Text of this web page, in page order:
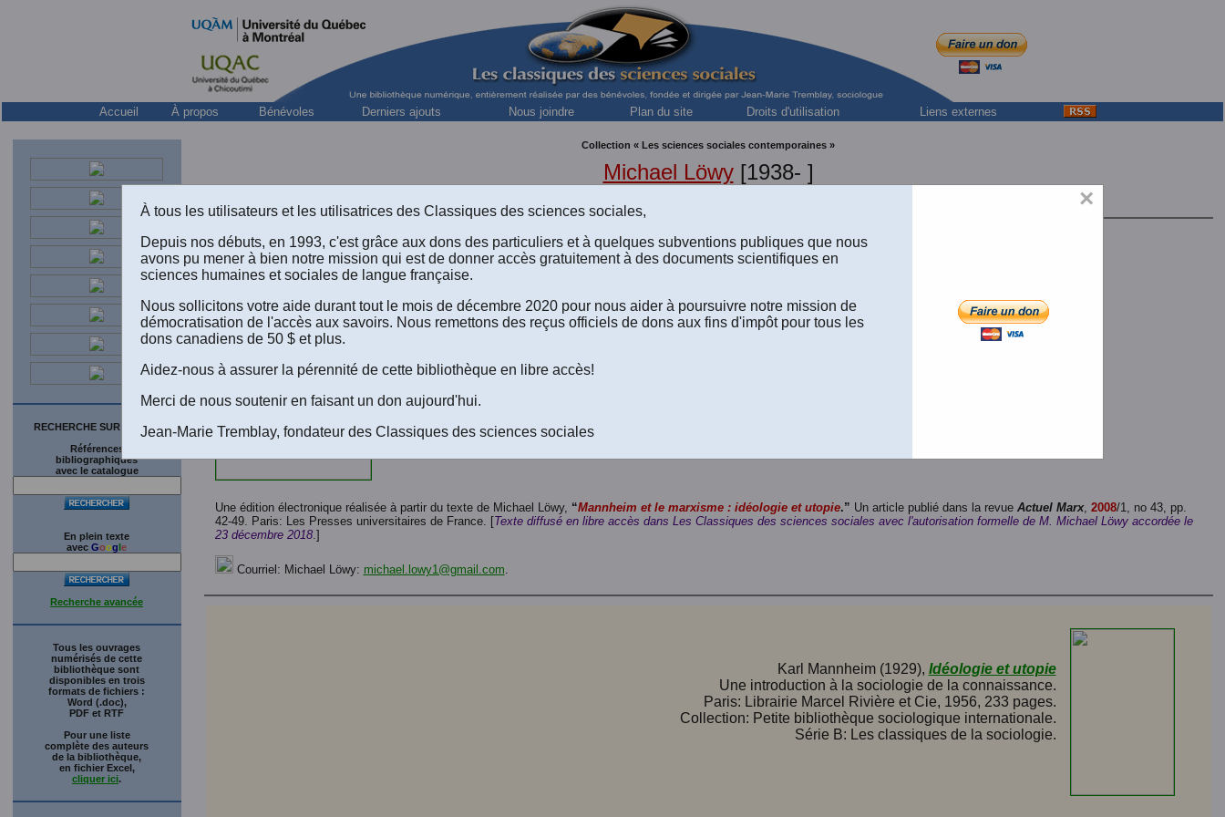
Accueil À propos Bénévoles Derniers ajouts Nous joindre Plan du site Droits d'utilisation Liens externes
RECHERCHE SUR LE SITE
Références
bibliographiques
avec le catalogue
En plein texte
avec Google
Recherche avancée
Tous les ouvrages
numérisés de cette
bibliothèque sont
disponibles en trois
formats de fichiers :
Word (.doc),
PDF et RTF
Pour une liste
complète des auteurs
de la bibliothèque,
en fichier Excel,
cliquer ici.
Collection « Les sciences sociales contemporaines »
Michael Löwy[1938- ]
“Mannheim et le marxisme :
idéologie et utopie.” (2008)
Version html du texte disponible à l'écran
Le texte au format Word 2008 (.doc) à télécharger
Le texte au format Word 2016 (.docx) à télécharger
Le texte au format RTF (Rich text format) à télécharger
Une édition électronique réalisée à partir du texte de Michael Löwy, “Mannheim et le marxisme : idéologie et utopie.” Un article publié dans la revue Actuel Marx, 2008/1, no 43, pp.
42-49. Paris: Les Presses universitaires de France. [Texte diffusé en libre accès dans Les Classiques des sciences sociales avec l'autorisation formelle de M. Michael Löwy accordée le
23 décembre 2018.]
Courriel: Michael Löwy: michael.lowy1@gmail.com.
Karl Mannheim (1929), Idéologie et utopie
Une introduction à la sociologie de la connaissance.
Paris: Librairie Marcel Rivière et Cie, 1956, 233 pages.
Collection: Petite bibliothèque sociologique internationale.
Série B: Les classiques de la sociologie.
×
À tous les utilisateurs et les utilisatrices des Classiques des sciences sociales,
Depuis nos débuts, en 1993, c'est grâce aux dons des particuliers et à quelques subventions publiques que nous
avons pu mener à bien notre mission qui est de donner accès gratuitement à des documents scientifiques en
sciences humaines et sociales de langue française.
Nous sollicitons votre aide durant tout le mois de décembre 2020 pour nous aider à poursuivre notre mission de
démocratisation de l'accès aux savoirs. Nous remettons des reçus officiels de dons aux fins d'impôt pour tous les
dons canadiens de 50 $ et plus.
Aidez-nous à assurer la pérennité de cette bibliothèque en libre accès!
Merci de nous soutenir en faisant un don aujourd'hui.
Jean-Marie Tremblay, fondateur des Classiques des sciences sociales